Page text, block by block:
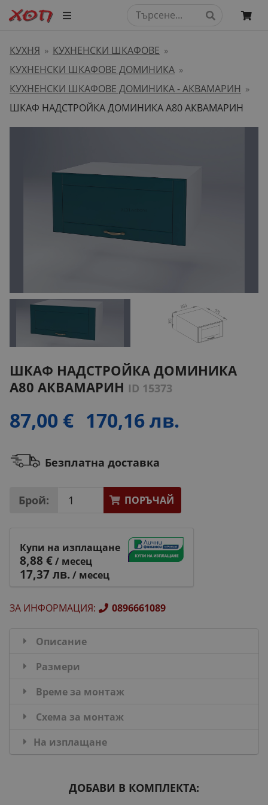
КУХНЯ » КУХНЕНСКИ ШКАФОВЕ »
КУХНЕНСКИ ШКАФОВЕ ДОМИНИКА »
КУХНЕНСКИ ШКАФОВЕ ДОМИНИКА - АКВАМАРИН »
ШКАФ НАДСТРОЙКА ДОМИНИКА А80 АКВАМАРИН
ШКАФ НАДСТРОЙКА ДОМИНИКА
А80 АКВАМАРИН ID 15373
87,00 € 170,16 лв.
Безплатна доставка
Брой: ПОРЪЧАЙ
Купи на изплащане
8,88 €/ месец
17,37 лв./ месец
ЗА ИНФОРМАЦИЯ: 0896661089
Описание
Размери
Време за монтаж
Схема за монтаж
На изплащане
ДОБАВИ В КОМПЛЕКТА: